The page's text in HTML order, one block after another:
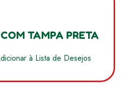
TAMPA PRETA
à Lista de Desejos